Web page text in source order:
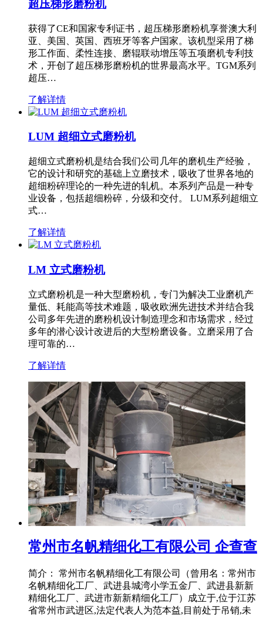
超压梯形磨粉机
获得了CE和国家专利证书，超压梯形磨粉机享誉澳大利
亚、美国、英国、西班牙等客户国家。该机型采用了梯
形工作面、柔性连接、磨辊联动增压等五项磨机专利技
术，开创了超压梯形磨粉机的世界最高水平。TGM系列
超压…
了解详情
LUM 超细立式磨粉机
超细立式磨粉机是结合我们公司几年的磨机生产经验，
它的设计和研究的基础上立磨技术，吸收了世界各地的
超细粉碎理论的一种先进的轧机。本系列产品是一种专
业设备，包括超细粉碎，分级和交付。 LUM系列超细立
式…
了解详情
LM 立式磨粉机
立式磨粉机是一种大型磨粉机，专门为解决工业磨机产
量低、耗能高等技术难题，吸收欧洲先进技术并结合我
公司多年先进的磨粉机设计制造理念和市场需求，经过
多年的潜心设计改进后的大型粉磨设备。立磨采用了合
理可靠的…
了解详情
常州市名帆精细化工有限公司 企查查
简介： 常州市名帆精细化工有限公司（曾用名：常州市
名帆精细化工厂、武进县城湾小学五金厂、武进县新新
精细化工厂、武进市新新精细化工厂）成立于,位于江苏
省常州市武进区,法定代表人为范本益,目前处于吊销,未